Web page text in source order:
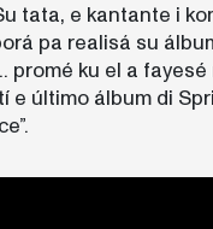
tata, e kantante i
pa realisá su
promé ku el a fayesé
e último álbum di